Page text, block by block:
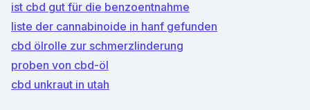
ist cbd gut für die benzoentnahme
liste der cannabinoide in hanf gefunden
cbd ölrolle zur schmerzlinderung
proben von cbd-öl
cbd unkraut in utah